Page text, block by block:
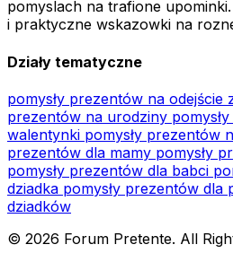
pomyslach na trafione
i praktyczne wskazowki na
Działy tematyczne
pomysły prezentów na odejście
prezentów na urodziny
walentynki pomysły prezentów
prezentów dla mamy pomysły
pomysły prezentów dla babci
dziadka pomysły prezentów dla
dziadków
© 2026 Forum Pretente. All